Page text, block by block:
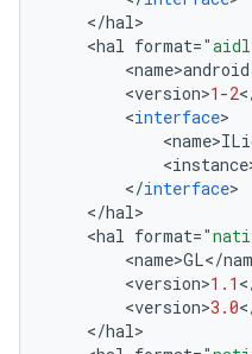
</hal>
<hal format=
<name>android
<version>1 -2<
<interface>
<name>
<instance
</interface>
</hal>
<hal format=
<name>GL</
<version>1.1 <
<version>3.0<
</hal>